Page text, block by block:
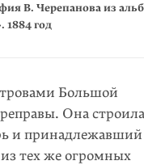
В. Черепанова из
1884 год
XX века
Большой
Она
и
тех же огромных